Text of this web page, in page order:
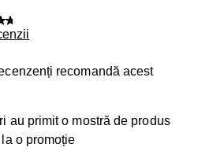
recomandă acest
au primit o mostră de produs
o promoție